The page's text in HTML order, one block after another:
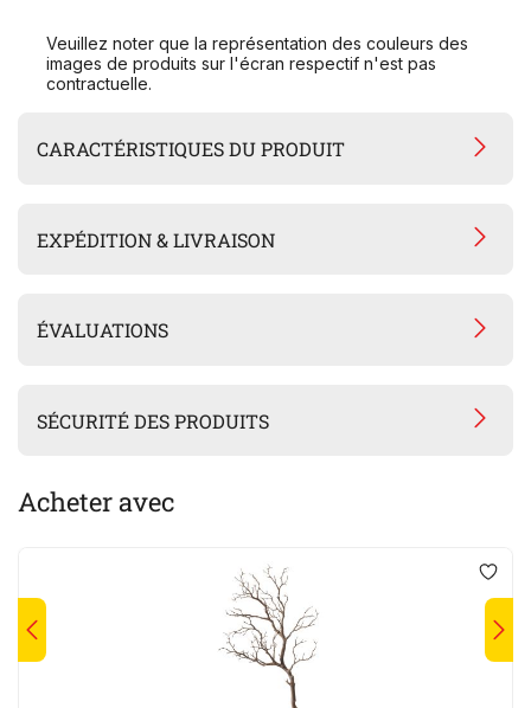
Veuillez noter que la représentation des couleurs des
images de produits sur l'écran respectif n'est pas
contractuelle.
CARACTÉRISTIQUES DU PRODUIT
EXPÉDITION & LIVRAISON
ÉVALUATIONS
SÉCURITÉ DES PRODUITS
Acheter avec